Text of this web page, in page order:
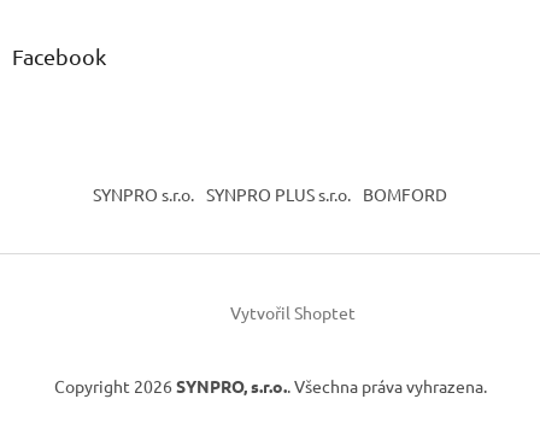
Facebook
SYNPRO s.r.o. SYNPRO PLUS s.r.o. BOMFORD
Vytvořil Shoptet
Copyright 2026 SYNPRO, s.r.o.. Všechna práva vyhrazena.